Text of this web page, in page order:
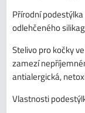
Přírodní
odlehčeného
Stelivo pro kočky
zamezí
antialergická,
Vlastnosti